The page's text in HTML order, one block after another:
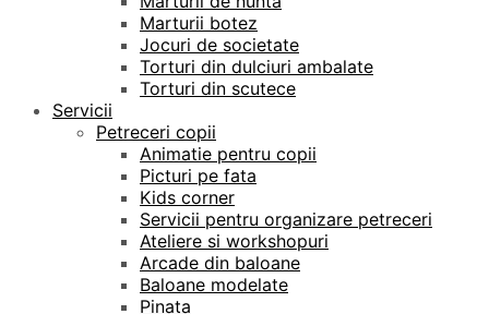
Marturii botez
Jocuri de societate
Torturi din dulciuri ambalate
Torturi din scutece
Servicii
Petreceri copii
Animatie pentru copii
Picturi pe fata
Kids corner
Servicii pentru organizare petreceri
Ateliere si workshopuri
Arcade din baloane
Baloane modelate
Pinata